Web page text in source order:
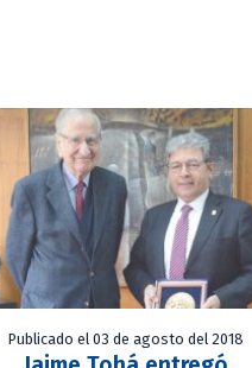
Publicado el 03 de agosto del 2018